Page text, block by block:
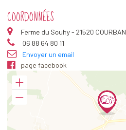
COORDONNÉES
Ferme du Souhy - 21520 COURBAN
06 88 64 80 11
Envoyer un email
page facebook